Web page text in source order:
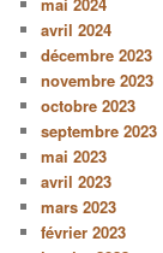
avril 2024
décembre 2023
novembre 2023
octobre 2023
septembre 2023
mai 2023
avril 2023
mars 2023
février 2023